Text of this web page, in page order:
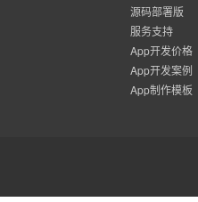
源码部署版
服务支持
App开发价格
App开发案例
App制作模板